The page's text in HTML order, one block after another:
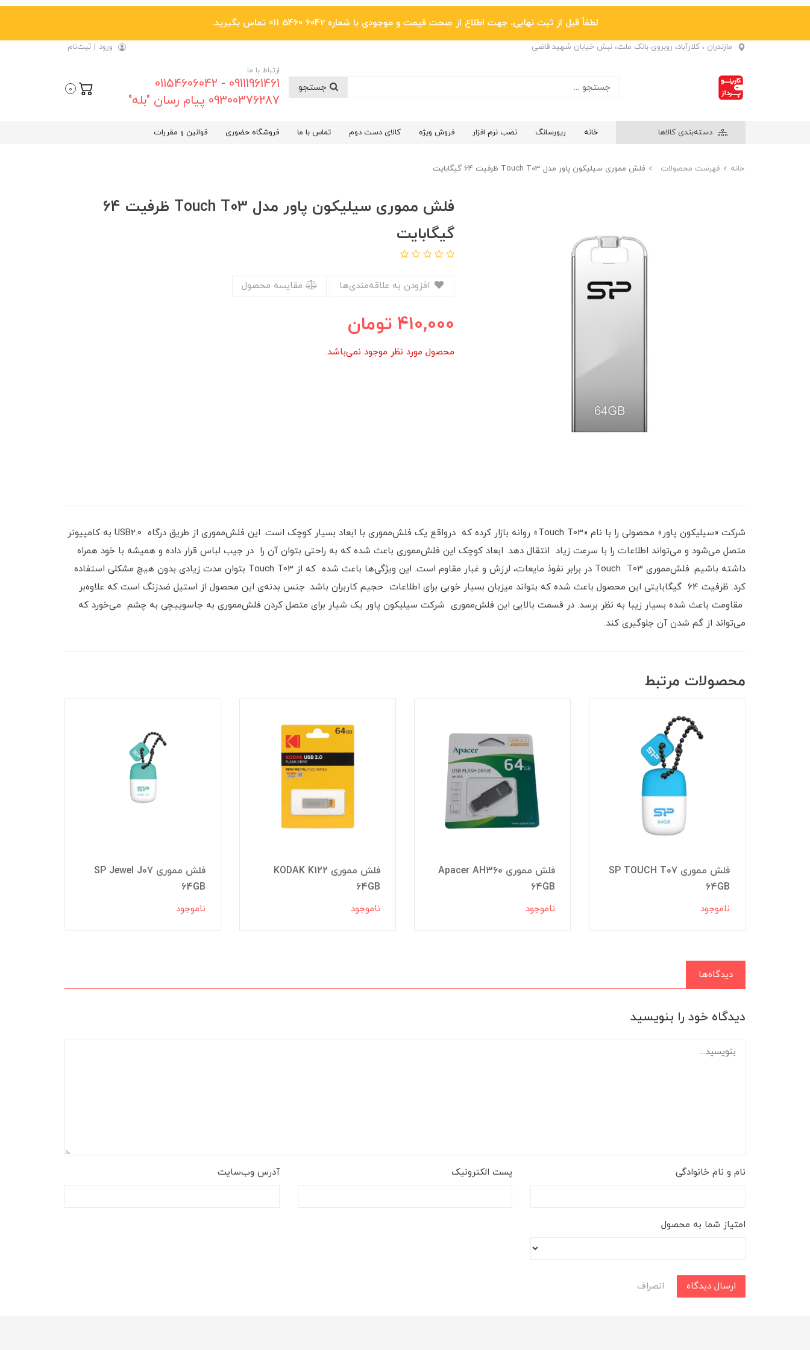
لطفاً قبل از ثبت نهایی، جهت اطلاع از صحت قیمت و موجودی با شماره 6042 5460 011 تماس بگیرید.
مازندران ، کلارآباد، روبروی بانک ملت، نبش خیابان شهید قاضی ورود | ثبت‌نام
ارتباط با ما
09111961461 - 01154606042
09300376287 پیام رسان "بله"
0
دسته‌بندی کالاها خانه ریورسانگ نصب نرم افزار فروش ویژه کالای دست دوم تماس با ما فروشگاه حضوری قوانین و مقررات
خانه فهرست محصولات فلش مموری سیلیکون پاور مدل Touch T03 ظرفیت 64 گیگابایت
فلش مموری سیلیکون پاور مدل Touch T03 ظرفیت 64
گیگابایت
مقایسه محصول
410,000 تومان
محصول مورد نظر موجود نمی‌باشد.
شرکت «سیلیکون پاور» محصولی را با نام «Touch T03» روانه بازار کرده که درواقع یک فلش‌مموری با ابعاد بسیار کوچک است. این فلش‌مموری از طریق درگاه USB2.0 به کامپیوتر
متصل می‌شود و می‌تواند اطلاعات را با سرعت زیاد انتقال دهد. ابعاد کوچک این فلش‌مموری باعث شده که به راحتی بتوان آن‌ را در جیب لباس قرار داده و همیشه با خود همراه
داشته باشیم. فلش‌مموری Touch T03 در برابر نفوذ مایعات، لرزش و غبار مقاوم است. این ویژگی‌ها باعث شده که از Touch T03 بتوان مدت زیادی بدون هیچ مشکلی استفاده
کرد. ظرفیت 64 گیگابایتی این محصول باعث شده که بتواند میزبان بسیار خوبی برای اطلاعات حجیم کاربران باشد. جنس بدنه‌ی این محصول از استیل ضدزنگ است که علاوه‌بر
مقاومت باعث شده بسیار زیبا به نظر برسد. در قسمت بالایی این فلش‌مموری شرکت سیلیکون پاور یک شیار برای متصل کردن فلش‌مموری به جاسوییچی به چشم می‌خورد که
می‌تواند از گم شدن آن جلوگیری کند.
محصولات مرتبط
فلش مموری SP TOUCH T07
64GB
ناموجود
فلش مموری Apacer AH360
64GB
ناموجود
فلش مموری KODAK K122
64GB
ناموجود
فلش مموری SP Jewel J07
64GB
ناموجود
دیدگاه‌ها
دیدگاه خود را بنویسید
نام و نام خانوادگی پست الکترونیک آدرس وب‌سایت
امتیاز شما به محصول
ارسال دیدگاه انصراف